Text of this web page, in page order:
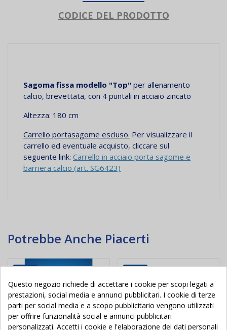
CODICE DEL PRODOTTO
Sagoma fissa modello "Top" per allenamento
calcio, brevettata, con 4 puntali in acciaio zincato
Altezza: 180 cm
Carrello portasagome escluso. Per visualizzare il
carrello ed eventuale acquisto, cliccare sul
seguente link: Carrello in acciaio porta sagome e
barriera calcio (art. SG6423)
Potrebbe Anche Piacerti
Nuovo Nuovo
Questo negozio richiede di accettare i cookie per scopi legati a
prestazioni, social media e annunci pubblicitari. I cookie di terze
parti per social media e a scopo pubblicitario vengono utilizzati
per offrire funzionalità social e annunci pubblicitari
personalizzati. Accetti i cookie e l'elaborazione dei dati personali